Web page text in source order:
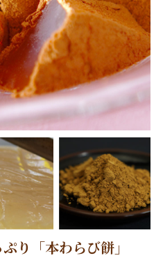
り「本わらび餅」